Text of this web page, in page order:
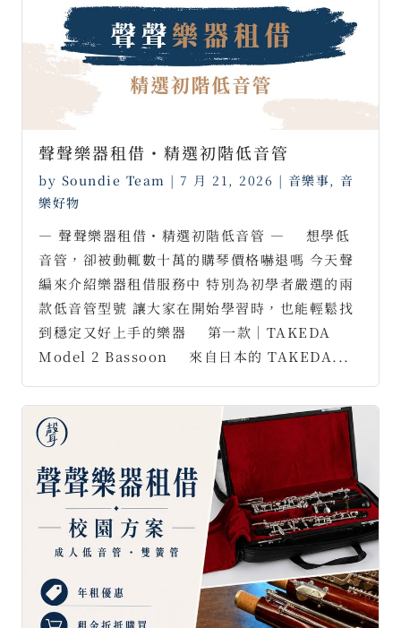
聲聲樂器租借・精選初階低音管
by Soundie Team | 7 月 21, 2026 | 音樂事, 音
樂好物
— 聲聲樂器租借・精選初階低音管 — ⠀ 想學低
音管，卻被動輒數十萬的購琴價格嚇退嗎 今天聲
編來介紹樂器租借服務中 特別為初學者嚴選的兩
款低音管型號 讓大家在開始學習時，也能輕鬆找
到穩定又好上手的樂器 ⠀ 第一款｜TAKEDA
Model 2 Bassoon ⠀ 來自日本的 TAKEDA...